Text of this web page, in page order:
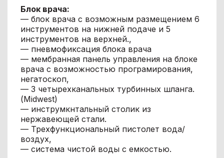
Блок врача:
— блок врача с возможным размещением 6
инструментов на нижней подаче и 5
инструментов на верхней.,
— пневмофиксация блока врача
— мембранная панель управления на блоке
врача с возможностью програмирования,
негатоскоп,
— 3 четырехканальных турбинных шланга.
(Midwest)
— инструмкнтальный столик из
нержавеющей стали.
— Трехфункциональный пистолет вода/
воздух,
— система чистой воды с емкостью.